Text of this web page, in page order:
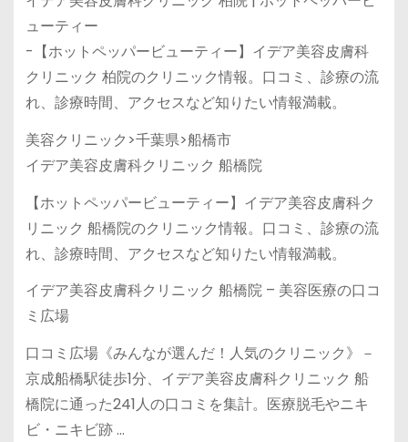
ューティー
-【ホットペッパービューティー】イデア美容皮膚科
クリニック 柏院のクリニック情報。口コミ、診療の流
れ、診療時間、アクセスなど知りたい情報満載。
美容クリニック>千葉県>船橋市
イデア美容皮膚科クリニック 船橋院
【ホットペッパービューティー】イデア美容皮膚科ク
リニック 船橋院のクリニック情報。口コミ、診療の流
れ、診療時間、アクセスなど知りたい情報満載。
イデア美容皮膚科クリニック 船橋院 – 美容医療の口コ
ミ広場
口コミ広場《みんなが選んだ！人気のクリニック》－
京成船橋駅徒歩1分、イデア美容皮膚科クリニック 船
橋院に通った241人の口コミを集計。医療脱毛やニキ
ビ・ニキビ跡 …